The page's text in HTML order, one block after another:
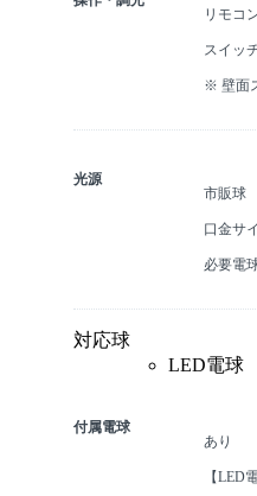
リモコ
スイッ
※ 壁面
光源
市販球
口金サ
必要電
対応球
LED電球
付属電球
あり
【LED